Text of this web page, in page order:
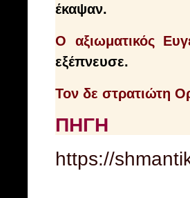
έκαψαν.
Ο αξιωματικός
εξέπνευσε.
Τον δε στρατιώτη
ΠΗΓΗ
https://